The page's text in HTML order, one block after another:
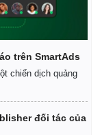
trên SmartAds
chiến dịch quảng
đối tác của